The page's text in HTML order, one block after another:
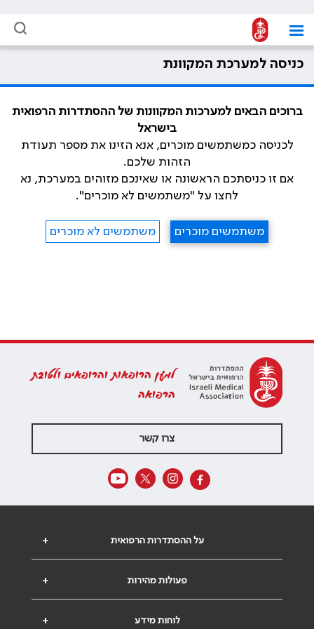
כניסה למערכת המקוונת
ברוכים הבאים למערכות המקוונות של ההסתדרות הרפואית
בישראל
לכניסה כמשתמשים מוכרים, אנא הזינו את מספר תעודת
הזהות שלכם.
אם זו כניסתכם הראשונה או שאינכם מזוהים במערכת, נא
לחצו על "משתמשים לא מוכרים".
משתמשים מוכרים משתמשים לא מוכרים
למען הרופאות והרופאים ולטובת
הרפואה
צרו קשר
+ על ההסתדרות הרפואית
+ פעולות מהירות
+ לוחות מידע